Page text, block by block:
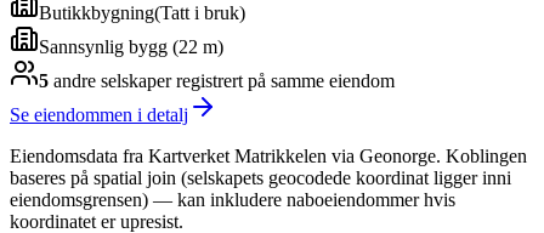
Butikkbygning(Tatt i bruk)
Sannsynlig bygg (22 m)
5 andre selskaperregistrert på samme eiendom
Se eiendommen i detalj
Eiendomsdata fra Kartverket Matrikkelen via Geonorge. Koblingen
baseres på spatial join (selskapets geocodede koordinat ligger inni
eiendomsgrensen) — kan inkludere naboeiendommer hvis
koordinatet er upresist.